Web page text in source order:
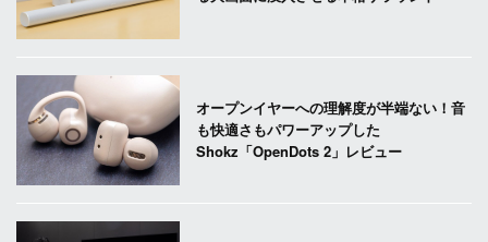
オープンイヤーへの理解度が半端ない！音
も快適さもパワーアップした
Shokz「OpenDots 2」レビュー